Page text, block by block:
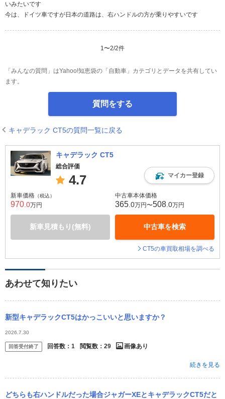
いみたいです
今は、ドイツ車ですが日本の道路は、右ハンドルの方が乗りやすいです
1 〜2/2件
「みんなの質問」はYahoo!知恵袋の「自動車」カテゴリとデータを共有してい
ます。
質問をする
キャデラック CT5の質問一覧に戻る
キャデラック CT5
総合評価
4.7 マイカー登録
新車価格 （税込）
970 .0万円
新車見積もり(無料)
中古車本体価格
365 .0万円〜508 .0万円
中古車を検索
CT5の車買取相場を調べる
あわせて知りたい
新型キャデラックCT5はかっこいいと思いますか？
2026.7.30
回答受付終了 回答数： 1 閲覧数： 29 画像あり
続きを見る
どちらも右ハンドルだった場合ジャガーXEとキャデラックCT5だと